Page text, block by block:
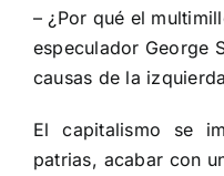
– ¿Por qué el
especulador George
causas de la
El capitalismo se
patrias, acabar con